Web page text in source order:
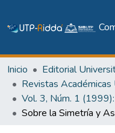
Inicio
Revistas Académicas